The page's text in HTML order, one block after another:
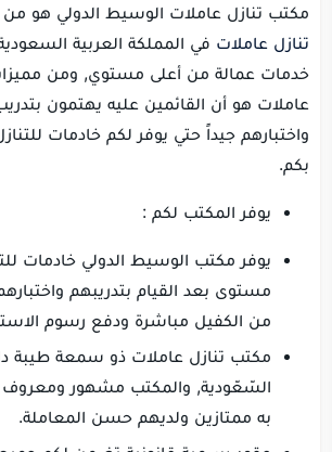
مكتب تنازل عاملات الوسيط الدولي هو
تنازل عاملات في المملكة العربية
خدمات عمالة من أعلى مستوي, ومن
عاملات هو أن القائمين عليه يهتمون
واختبارهم جيداً حتي يوفر لكم خادمات
بكم.
يوفر المكتب لكم :
يوفر مكتب الوسيط الدولي خادمات
مستوى بعد القيام بتدريبهم
من الكفيل مباشرة ودفع رسوم
مكتب تنازل عاملات ذو سمعة طيبة
السّعّودية, والمكتب مشهور ومعروف
به ممتازين ولديهم حسن المعاملة.